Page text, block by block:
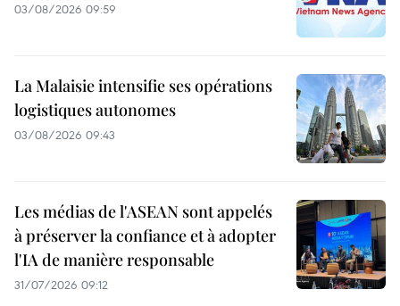
03/08/2026 09:59
La Malaisie intensifie ses opérations
logistiques autonomes
03/08/2026 09:43
Les médias de l'ASEAN sont appelés
à préserver la confiance et à adopter
l'IA de manière responsable
31/07/2026 09:12